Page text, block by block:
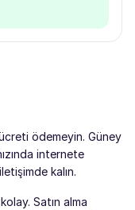
ödemeyin. Güney
internete
kalın.
Satın alma